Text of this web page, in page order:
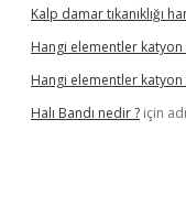
Kalp damar tıkanıklığı
Hangi elementler
Hangi elementler
Halı Bandı nedir ? için